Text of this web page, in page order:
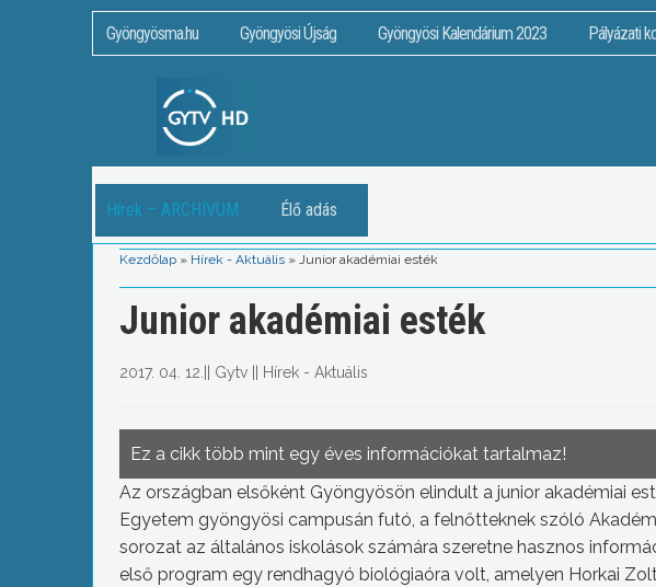
Gyöngyösma.hu Gyöngyösi Újság Gyöngyösi Kalendárium 2023 Pályázati
Hírek – ARCHÍVUM Élő adás
Kezdőlap » Hírek - Aktuális » Junior akadémiai esték
Junior akadémiai esték
2017. 04. 12. Gytv Hírek - Aktuális
Ez a cikk több mint egy éves információkat tartalmaz!
Az országban elsőként Gyöngyösön elindult a junior akadémiai
Egyetem gyöngyösi campusán futó, a felnőtteknek szóló
sorozat az általános iskolások számára szeretne hasznos
első program egy rendhagyó biológiaóra volt, amelyen Horkai